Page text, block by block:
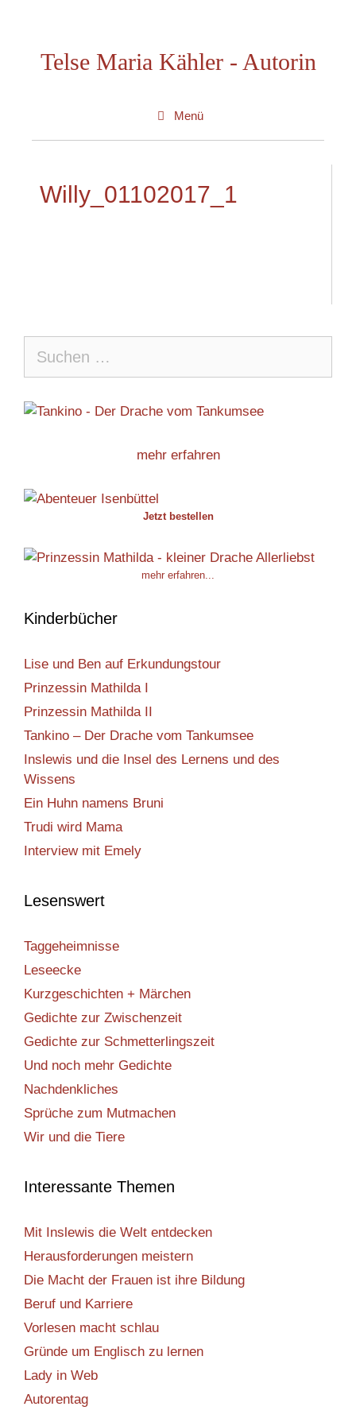
springenTelse Maria Kähler - Autorin
Menü
Willy_01102017_1
nach:
mehr erfahren
Jetzt bestellen
mehr erfahren...
Kinderbücher
Lise und Ben auf Erkundungstour
Prinzessin Mathilda I
Prinzessin Mathilda II
Tankino – Der Drache vom Tankumsee
Inslewis und die Insel des Lernens und des
Wissens
Ein Huhn namens Bruni
Trudi wird Mama
Interview mit Emely
Lesenswert
Taggeheimnisse
Leseecke
Kurzgeschichten + Märchen
Gedichte zur Zwischenzeit
Gedichte zur Schmetterlingszeit
Und noch mehr Gedichte
Nachdenkliches
Sprüche zum Mutmachen
Wir und die Tiere
Interessante Themen
Mit Inslewis die Welt entdecken
Herausforderungen meistern
Die Macht der Frauen ist ihre Bildung
Beruf und Karriere
Vorlesen macht schlau
Gründe um Englisch zu lernen
Lady in Web
Autorentag